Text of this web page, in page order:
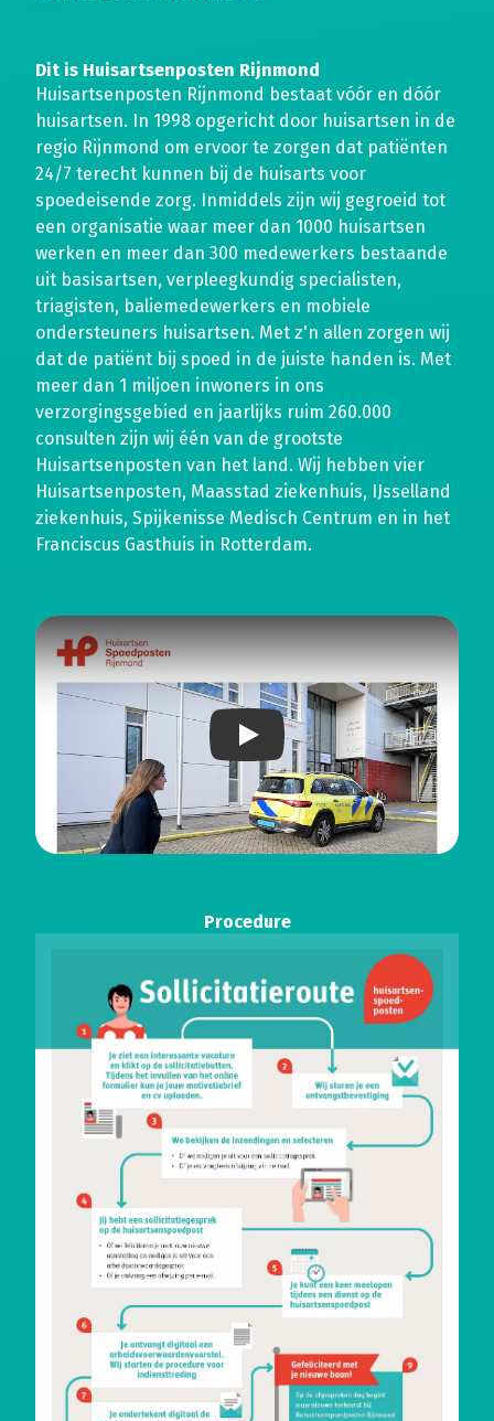
Dit is Huisartsenposten Rijnmond
Huisartsenposten Rijnmond bestaat vóór en dóór
huisartsen. In 1998 opgericht door huisartsen in de
regio Rijnmond om ervoor te zorgen dat patiënten
24/7 terecht kunnen bij de huisarts voor
spoedeisende zorg. Inmiddels zijn wij gegroeid tot
een organisatie waar meer dan 1000 huisartsen
werken en meer dan 300 medewerkers bestaande
uit basisartsen, verpleegkundig specialisten,
triagisten, baliemedewerkers en mobiele
ondersteuners huisartsen. Met z'n allen zorgen wij
dat de patiënt bij spoed in de juiste handen is. Met
meer dan 1 miljoen inwoners in ons
verzorgingsgebied en jaarlijks ruim 260.000
consulten zijn wij één van de grootste
Huisartsenposten van het land. Wij hebben vier
Huisartsenposten, Maasstad ziekenhuis, IJsselland
ziekenhuis, Spijkenisse Medisch Centrum en in het
Franciscus Gasthuis in Rotterdam.
Play
Procedure